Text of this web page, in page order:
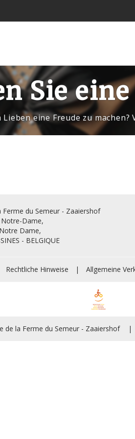
Sie
eine Freude zu machen?
Ferme du Semeur - Zaaiershof
Notre-Dame,
Dame,
- BELGIQUE
Rechtliche Hinweise | Allgemeine
de la Ferme du Semeur - Zaaiershof |